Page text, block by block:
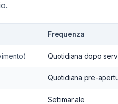
Frequenza
Quotidiana dopo
Quotidiana pre-
Settimanale